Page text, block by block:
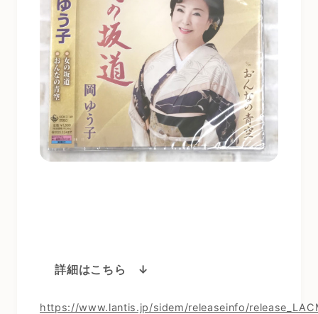
詳細はこちら ↓
https://www.lantis.jp/sidem/releaseinfo/